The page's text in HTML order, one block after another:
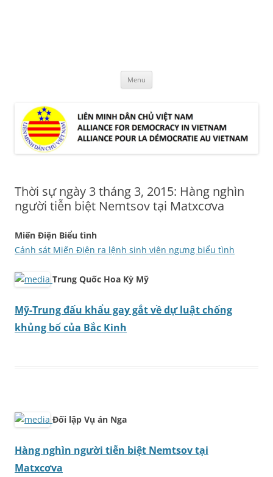
Menu
Thời sự ngày 3 tháng 3, 2015: Hàng nghìn
người tiễn biệt Nemtsov tại Matxcơva
Miến Điện Biểu tình
Cảnh sát Miến Điện ra lệnh sinh viên ngưng biểu tình
Trung Quốc Hoa Kỳ Mỹ
Mỹ-Trung đấu khẩu gay gắt về dự luật chống
khủng bố của Bắc Kinh
Đối lập Vụ án Nga
Hàng nghìn người tiễn biệt Nemtsov tại
Matxcơva